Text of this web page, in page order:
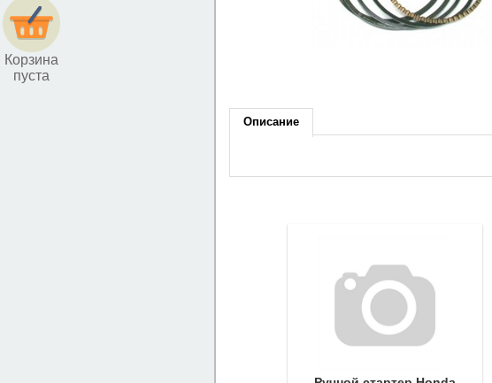
Корзина
пуста
Описание